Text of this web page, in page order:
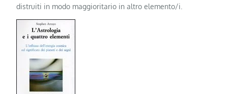
distruiti in modo maggioritario in altro elemento/i.